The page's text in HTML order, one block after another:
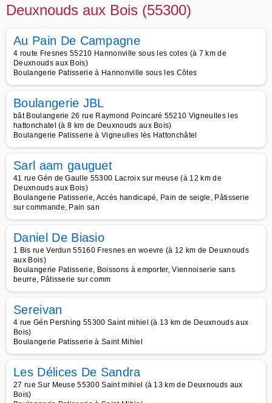
Deuxnouds aux Bois (55300)
Au Pain De Campagne
4 route Fresnes 55210 Hannonville sous les cotes (à 7 km de
Deuxnouds aux Bois)
Boulangerie Patisserie à Hannonville sous les Côtes
Boulangerie JBL
bât Boulangerie 26 rue Raymond Poincaré 55210 Vigneulles les
hattonchatel (à 8 km de Deuxnouds aux Bois)
Boulangerie Patisserie à Vigneulles lès Hattonchâtel
Sarl aam gauguet
41 rue Gén de Gaulle 55300 Lacroix sur meuse (à 12 km de
Deuxnouds aux Bois)
Boulangerie Patisserie, Accès handicapé, Pain de seigle, Pâtisserie
sur commande, Pain san
Daniel De Biasio
1 Bis rue Verdun 55160 Fresnes en woevre (à 12 km de Deuxnouds
aux Bois)
Boulangerie Patisserie, Boissons à emporter, Viennoiserie sans
beurre, Pâtisserie sur comm
Sereivan
4 rue Gén Pershing 55300 Saint mihiel (à 13 km de Deuxnouds aux
Bois)
Boulangerie Patisserie à Saint Mihiel
Les Délices De Sandra
27 rue Sur Meuse 55300 Saint mihiel (à 13 km de Deuxnouds aux
Bois)